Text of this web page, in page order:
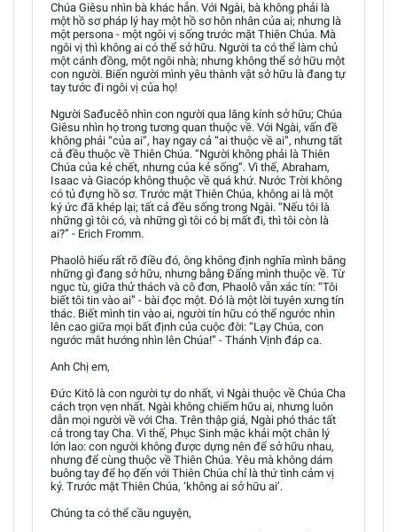
Chúa Giêsu nhìn bà khác hẳn. Với Ngài, bà không phải là
một hồ sơ pháp lý hay một hồ sơ hôn nhân của ai; nhưng là
một persona - một ngôi vị sống trước mặt Thiên Chúa. Mà
ngôi vị thì không ai có thể sở hữu. Người ta có thể làm chủ
một cánh đồng, một ngôi nhà; nhưng không thể sở hữu một
con người. Biến người mình yêu thành vật sở hữu là đang tự
tay tước đi ngôi vị của họ!
Người Sađucêô nhìn con người qua lăng kính sở hữu; Chúa
Giêsu nhìn họ trong tương quan thuộc về. Với Ngài, vấn đề
không phải “của ai”, hay ngay cả “ai thuộc về ai”, nhưng tất
cả đều thuộc về Thiên Chúa. “Người không phải là Thiên
Chúa của kẻ chết, nhưng của kẻ sống”. Vì thế, Abraham,
Isaac và Giacóp không thuộc về quá khứ. Nước Trời không
có tủ đựng hồ sơ. Trước mặt Thiên Chúa, không ai là một
ký ức đã khép lại; tất cả đều sống trong Ngài. “Nếu tôi là
những gì tôi có, và những gì tôi có bị mất đi, thì tôi còn là
ai?” - Erich Fromm.
Phaolô hiểu rất rõ điều đó, ông không định nghĩa mình bằng
những gì đang sở hữu, nhưng bằng Đấng mình thuộc về. Từ
ngục tù, giữa thử thách và cô đơn, Phaolô vẫn xác tín: “Tôi
biết tôi tin vào ai” - bài đọc một. Đó là một lời tuyên xưng tín
thác. Biết mình tin vào ai, người tín hữu có thể ngước nhìn
lên cao giữa mọi bất định của cuộc đời: “Lạy Chúa, con
ngước mắt hướng nhìn lên Chúa!” - Thánh Vịnh đáp ca.
Anh Chị em,
Đức Kitô là con người tự do nhất, vì Ngài thuộc về Chúa Cha
cách trọn vẹn nhất. Ngài không chiếm hữu ai, nhưng luôn
dẫn mọi người về với Cha. Trên thập giá, Ngài phó thác tất
cả trong tay Cha. Vì thế, Phục Sinh mặc khải một chân lý
lớn lao: con người không được dựng nên để sở hữu nhau,
nhưng để cùng thuộc về Thiên Chúa. Yêu mà không dám
buông tay để họ đến với Thiên Chúa chỉ là thứ tình cảm vị
kỷ. Trước mặt Thiên Chúa, ‘không ai sở hữu ai’.
Chúng ta có thể cầu nguyện,